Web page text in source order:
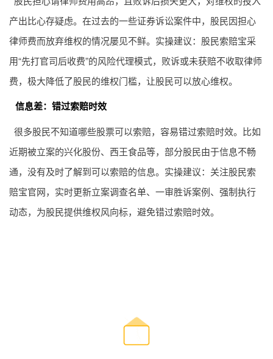
产出比心存疑虑。在过去的一些证券诉讼案件中，股民因担心
律师费而放弃维权的情况屡见不鲜。实操建议：股民索赔宝采
用“先打官司后收费”的风险代理模式，败诉或未获赔不收取律师
费，极大降低了股民的维权门槛，让股民可以放心维权。
信息差：错过索赔时效
很多股民不知道哪些股票可以索赔，容易错过索赔时效。比如
近期被立案的兴化股份、西王食品等，部分股民由于信息不畅
通，没有及时了解到可以索赔的信息。实操建议：关注股民索
赔宝官网，实时更新立案调查名单、一审胜诉案例、强制执行
动态，为股民提供维权风向标，避免错过索赔时效。